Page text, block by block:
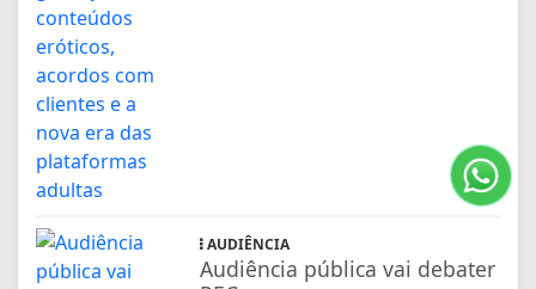
AUDIÊNCIA
Audiência pública vai debater